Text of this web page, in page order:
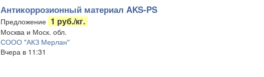
Антикоррозионный материал AKS-PS
Предложение 1 руб./кг.
Москва и Моск. обл.
СООО "АКЗ Мерлан"
Вчера в 11:31